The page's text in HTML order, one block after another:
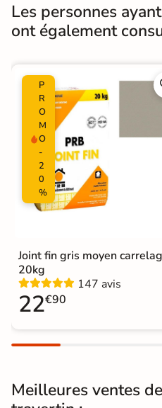
Masse colorée Non
Finition Mate
Surface
Nombres de
tampons
Résistant au Gel
Plancher
Chauffant
Conditionnement
Choix
Les personnes
ont également
P
R
O
M
O
-
2
0
%
Joint fin gris moyen
20kg
147 avis
22€90
Meilleures ventes